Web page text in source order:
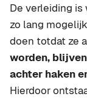
De verleiding
zo lang
doen totdat ze
worden,
achter haken
Hierdoor